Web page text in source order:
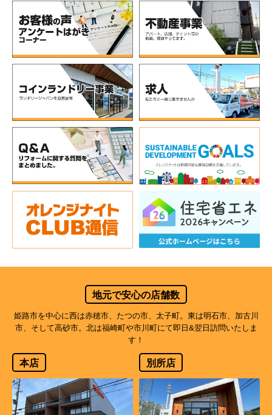
地元で安心の店舗数
姫路市を中心に西は赤穂市、たつの市、太子町。東は明石市、加古川
市、そして高砂市。北は福崎町や市川町にて即日&翌日訪問いたしま
す！
本店 別所店